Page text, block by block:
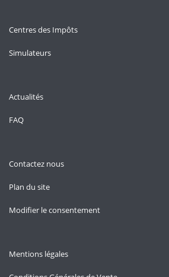
Centres des Impôts
Simulateurs
Actualités
FAQ
Contactez nous
Plan du site
Modifier le consentement
Mentions légales